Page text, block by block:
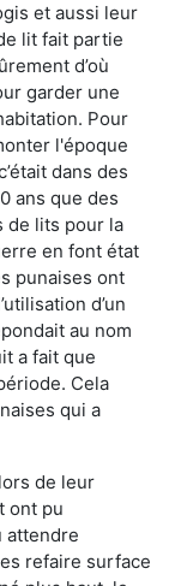
et aussi leur
lit fait partie
d’où
garder une
Pour
l'époque
dans des
ans que des
de lits pour la
en font état
punaises ont
d’un
au nom
a fait que
Cela
qui a
de leur
ont pu
attendre
refaire surface